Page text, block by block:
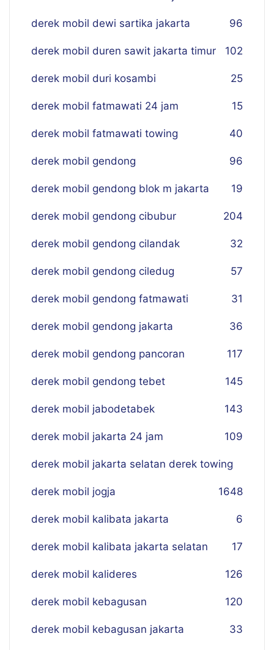
derek mobil dewi sartika jakarta 96
derek mobil duren sawit jakarta timur 102
derek mobil duri kosambi 25
derek mobil fatmawati 24 jam 15
derek mobil fatmawati towing 40
derek mobil gendong 96
derek mobil gendong blok m jakarta 19
derek mobil gendong cibubur 204
derek mobil gendong cilandak 32
derek mobil gendong ciledug 57
derek mobil gendong fatmawati 31
derek mobil gendong jakarta 36
derek mobil gendong pancoran 117
derek mobil gendong tebet 145
derek mobil jabodetabek 143
derek mobil jakarta 24 jam 109
derek mobil jakarta selatan derek towing
48
derek mobil jogja 16
derek mobil kalibata jakarta 6
derek mobil kalibata jakarta selatan 17
derek mobil kalideres 126
derek mobil kebagusan 120
derek mobil kebagusan jakarta 33